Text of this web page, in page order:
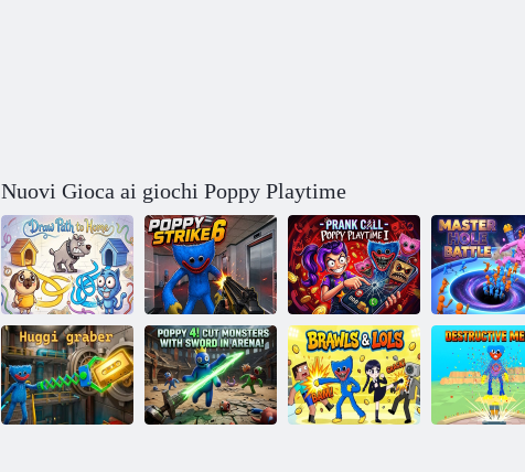
Nuovi Gioca ai giochi Poppy Playtime
Disegna il
percorso verso
casa
Lo sciopero dei
papaveri 6
Scherzo
telefonico -
Poppy Playtime
Battaglia
Buco